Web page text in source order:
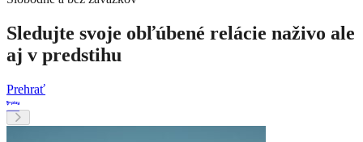
Sledujte svoje obľúbené relácie naživo ale
aj v predstihu
Prehrať